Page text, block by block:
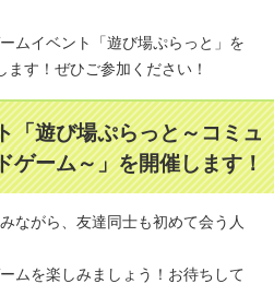
ムイベント「遊び場ぷらっと」を
す！ぜひご参加ください！
「遊び場ぷらっと～コミュ
ゲーム～」を開催します！
ながら、友達同士も初めて会う人
ムを楽しみましょう！お待ちして